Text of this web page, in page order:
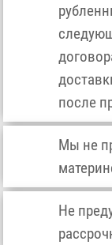
после
Мы не
Не